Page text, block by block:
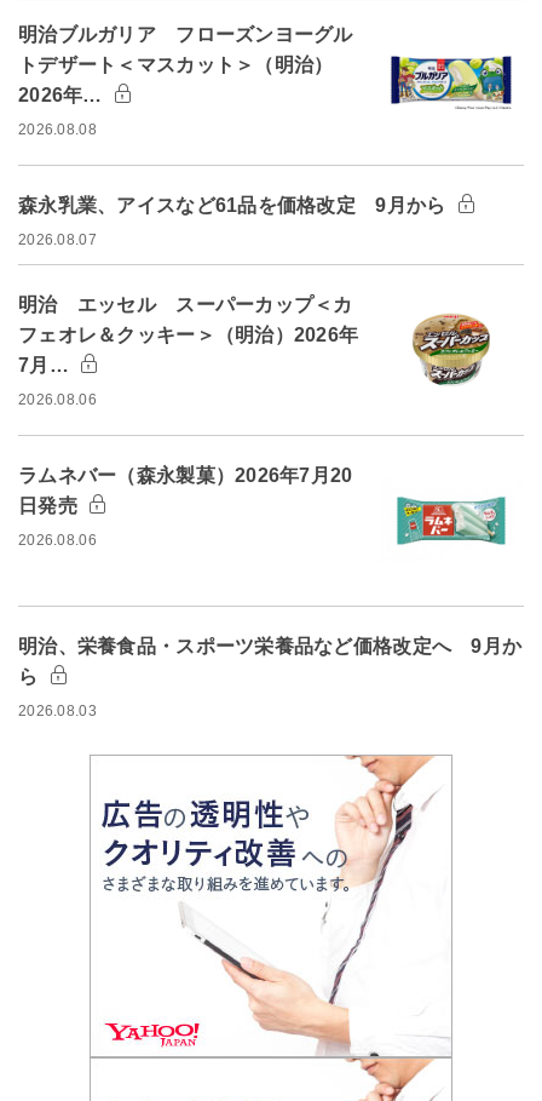
明治ブルガリア フローズンヨーグル
トデザート＜マスカット＞（明治）
2026年…
2026.08.08
森永乳業、アイスなど61品を価格改定 9月から
2026.08.07
明治 エッセル スーパーカップ＜カ
フェオレ＆クッキー＞（明治）2026年
7月…
2026.08.06
ラムネバー（森永製菓）2026年7月20
日発売
2026.08.06
明治、栄養食品・スポーツ栄養品など価格改定へ 9月か
ら
2026.08.03